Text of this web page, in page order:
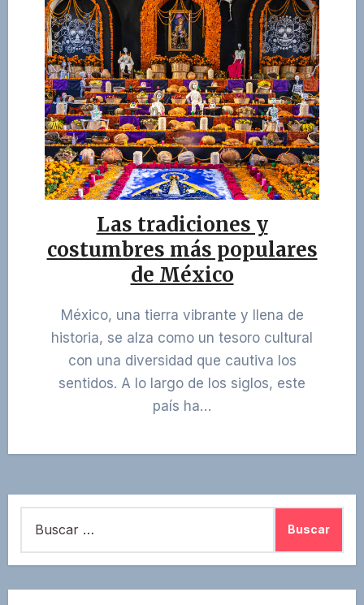
Las tradiciones y
costumbres más populares
de México
México, una tierra vibrante y llena de
historia, se alza como un tesoro cultural
con una diversidad que cautiva los
sentidos. A lo largo de los siglos, este
país ha…